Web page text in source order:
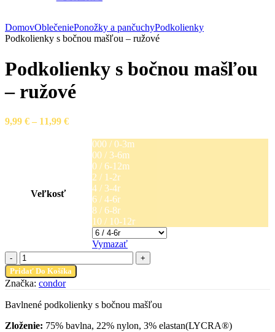
DomovOblečeniePonožky a pančuchyPodkolienky
Podkolienky s bočnou mašľou – ružové
Podkolienky s bočnou mašľou
– ružové
9,99 € – 11,99 €Price
9,99 €
through
11,99 €
Veľkosť
000 / 0-3m
00 / 3-6m
0 / 6-12m
2 / 1-2r
4 / 3-4r
6 / 4-6r
8 / 6-8r
10 / 10-12r
Vymazať
množstvo
Podkolienky
s
bočnou
mašľou
-
ružové
Pridať Do Košíka
Značka: condor
Bavlnené podkolienky s bočnou mašľou
Zloženie: 75% bavlna, 22% nylon, 3% elastan(LYCRA®)